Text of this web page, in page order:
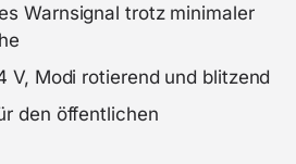
Warnsignal trotz minimaler
V, Modi rotierend und blitzend
den öffentlichen